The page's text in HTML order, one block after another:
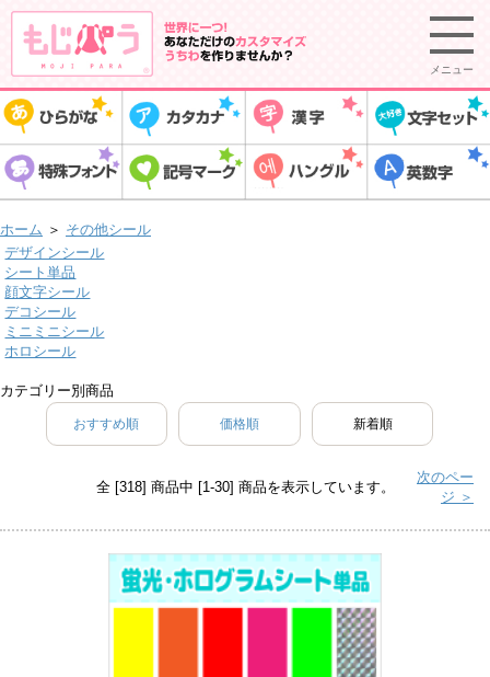
メニュー
ホーム ＞ その他シール
デザインシール
シート単品
顔文字シール
デコシール
ミニミニシール
ホロシール
カテゴリー別商品
おすすめ順 価格順 新着順
全 [318] 商品中 [1-30] 商品を表示しています。
次のペー
ジ ＞